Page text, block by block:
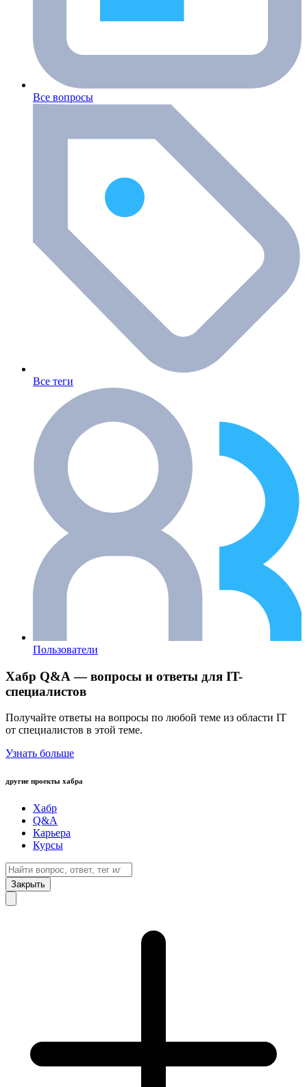
Все вопросы
Все теги
Пользователи
Хабр Q&A — вопросы и ответы для IT-
специалистов
Получайте ответы на вопросы по любой теме из области IT
от специалистов в этой теме.
Узнать больше
другие проекты хабра
Хабр
Q&A
Карьера
Курсы
Закрыть